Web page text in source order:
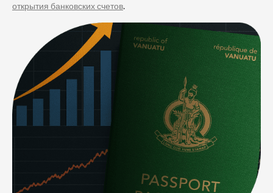
открытия банковских счетов.